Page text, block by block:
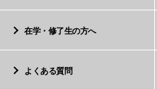
在学・修了生の方へ
よくある質問